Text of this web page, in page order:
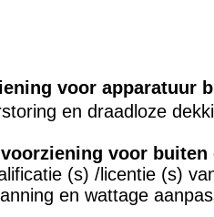
voor apparatuur
en draadloze
voor
(s) /licentie (s)
en wattage